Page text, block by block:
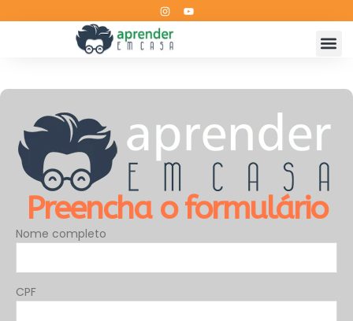
Preencha o formulário
Nome completo
CPF